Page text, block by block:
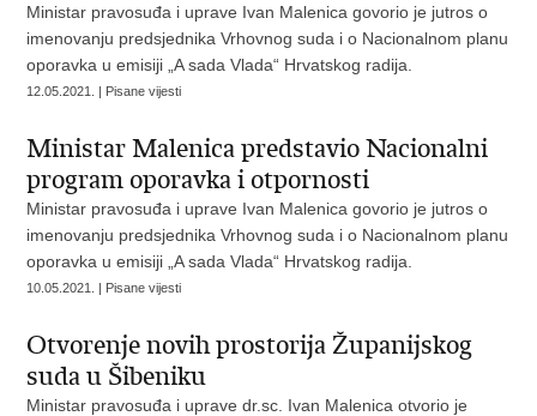
Ministar pravosuđa i uprave Ivan Malenica govorio je jutros o
imenovanju predsjednika Vrhovnog suda i o Nacionalnom planu
oporavka u emisiji „A sada Vlada“ Hrvatskog radija.
12.05.2021. | Pisane vijesti
Ministar Malenica predstavio Nacionalni
program oporavka i otpornosti
Ministar pravosuđa i uprave Ivan Malenica govorio je jutros o
imenovanju predsjednika Vrhovnog suda i o Nacionalnom planu
oporavka u emisiji „A sada Vlada“ Hrvatskog radija.
10.05.2021. | Pisane vijesti
Otvorenje novih prostorija Županijskog
suda u Šibeniku
Ministar pravosuđa i uprave dr.sc. Ivan Malenica otvorio je